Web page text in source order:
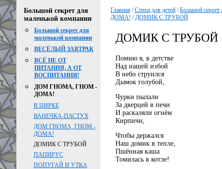
Большой секрет для
маленькой компании
Большой секрет для
маленькой компании
ВЕСЁЛЫЙ ЗАВТРАК
ВСЁ НЕ ОТ
ПИТАНИЯ, А ОТ
ВОСПИТАНИЯ!
ДОМ ГНОМА, ГНОМ -
ДОМА!
В ЦИРКЕ
ВАНЕЧКА-ПАСТУХ
ДОМ ГНОМА, ГНОМ -
ДОМА!
ДОМИК С ТРУБОЙ
ПАПИРУС
ПОПУГАЙ И УТКА
Главная/Стихи для детей/Большой секрет
ДОМА! /ДОМИК С ТРУБОЙ
ДОМИК С ТРУБОЙ
Помню я, в детстве
Над нашей избой
В небо струился
Дымок голубой,
Чурки пылали
За дверцей в печи
И раскаляли огнём
Кирпичи,
Чтобы держался
Наш домик в тепле,
Пшённая каша
Томилась в котле!